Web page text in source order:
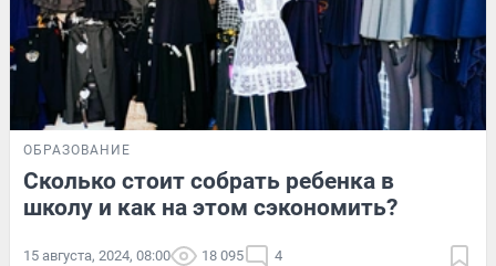
ОБРАЗОВАНИЕ
Сколько стоит собрать ребенка в
школу и как на этом сэкономить?
15 августа, 2024, 08:00 18 095 4